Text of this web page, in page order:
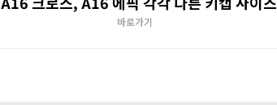
바로가기